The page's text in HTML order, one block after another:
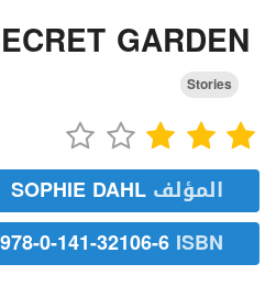
GARDEN
Stories
المؤلف
ISBN